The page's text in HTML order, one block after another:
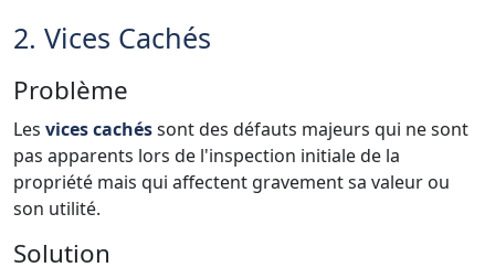
2. Vices Cachés
Problème
Les vices cachéssont des défauts majeurs qui ne sont
pas apparents lors de l'inspection initiale de la
propriété mais qui affectent gravement sa valeur ou
son utilité.
Solution